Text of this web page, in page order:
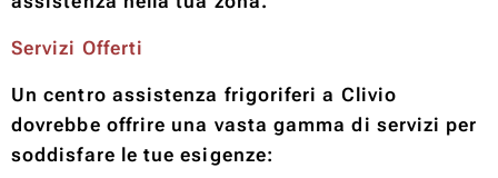
Servizi Offerti
Un centro assistenza frigoriferi a Clivio
dovrebbe offrire una vasta gamma di servizi per
soddisfare le tue esigenze: